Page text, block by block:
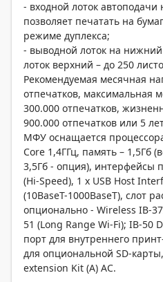
- входной лоток автоподачи
позволяет печатать на
режиме дуплекса;
- выводной лоток на
лоток верхний – до 250
Рекомендуемая месячная
отпечатков, максимальная
300.000 отпечатков,
900.000 отпечатков или 5
МФУ оснащается
Core 1,4ГГц, память – 1,5Гб
3,5Гб - опция), интерфейсы
(Hi-Speed), 1 x USB Host
(10BaseT-1000BaseT), слот
опционально - Wireless IB-
51 (Long Range Wi-Fi); IB-50
порт для внутреннего
для опциональной SD-
extension Kit (A) AC.